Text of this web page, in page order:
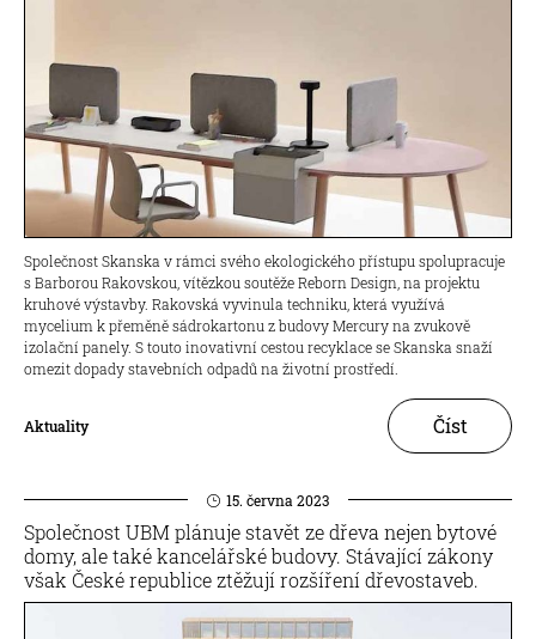
Společnost Skanska v rámci svého ekologického přístupu spolupracuje
s Barborou Rakovskou, vítězkou soutěže Reborn Design, na projektu
kruhové výstavby. Rakovská vyvinula techniku, která využívá
mycelium k přeměně sádrokartonu z budovy Mercury na zvukově
izolační panely. S touto inovativní cestou recyklace se Skanska snaží
omezit dopady stavebních odpadů na životní prostředí.
Aktuality Číst
15. června 2023
Společnost UBM plánuje stavět ze dřeva nejen bytové
domy, ale také kancelářské budovy. Stávající zákony
však České republice ztěžují rozšíření dřevostaveb.